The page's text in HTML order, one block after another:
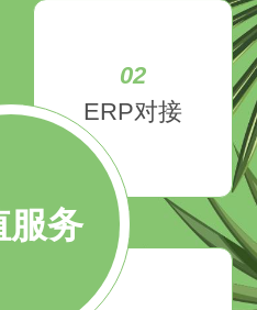
服务
02
ERP对接